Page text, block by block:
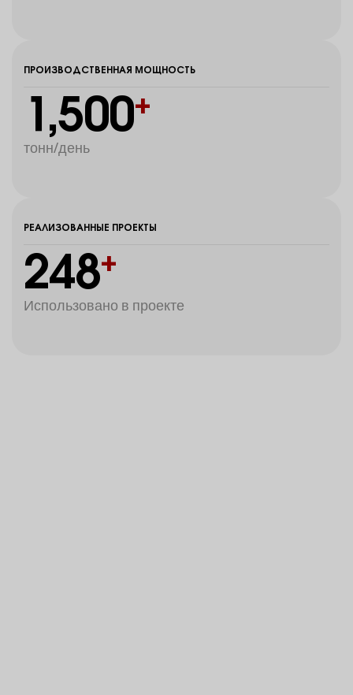
ПРОИЗВОДСТВЕННАЯ МОЩНОСТЬ
тонн/день
1,500+
РЕАЛИЗОВАННЫЕ ПРОЕКТЫ
Использовано в проекте
248+